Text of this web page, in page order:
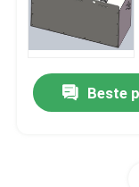
De Batterij van
Laderbatterij
Beste